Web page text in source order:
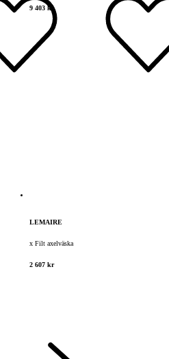
9 403 kr
LEMAIRE
x Filt axelväska
2 607 kr